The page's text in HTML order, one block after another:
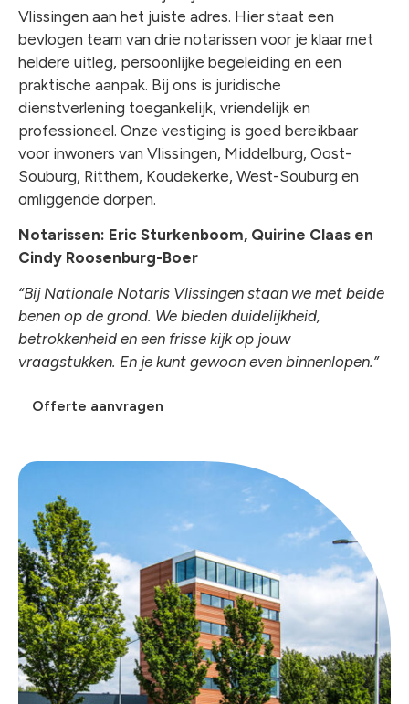
Vlissingen aan het juiste adres. Hier staat een
bevlogen team van drie notarissen voor je klaar met
heldere uitleg, persoonlijke begeleiding en een
praktische aanpak. Bij ons is juridische
dienstverlening toegankelijk, vriendelijk en
professioneel. Onze vestiging is goed bereikbaar
voor inwoners van Vlissingen, Middelburg, Oost-
Souburg, Ritthem, Koudekerke, West-Souburg en
omliggende dorpen.
Notarissen: Eric Sturkenboom, Quirine Claas en
Cindy Roosenburg-Boer
“Bij Nationale Notaris Vlissingen staan we met beide
benen op de grond. We bieden duidelijkheid,
betrokkenheid en een frisse kijk op jouw
vraagstukken. En je kunt gewoon even binnenlopen.”
Offerte aanvragen